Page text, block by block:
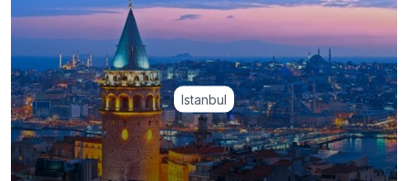
Istanbul